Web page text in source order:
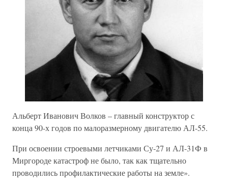
Альберт Иванович Волков – главный конструктор с
конца 90-х годов по малоразмерному двигателю АЛ-55.
При освоении строевыми летчиками Су-27 и АЛ-31Ф в
Миргороде катастроф не было, так как тщательно
проводились профилактические работы на земле».